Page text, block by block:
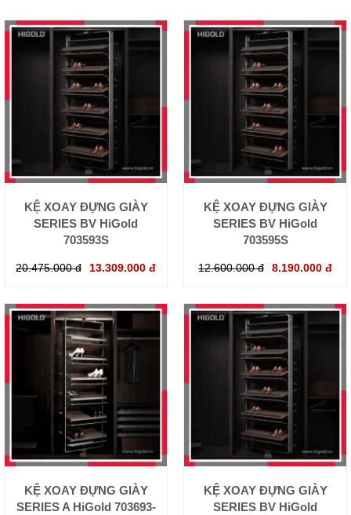
KỆ XOAY ĐỰNG GIÀY
SERIES BV HiGold
703593S
20.475.000 đ 13.309.000 đ
KỆ XOAY ĐỰNG GIÀY
SERIES BV HiGold
703595S
12.600.000 đ 8.190.000 đ
KỆ XOAY ĐỰNG GIÀY
SERIES A HiGold 703693-
KỆ XOAY ĐỰNG GIÀY
SERIES BV HiGold